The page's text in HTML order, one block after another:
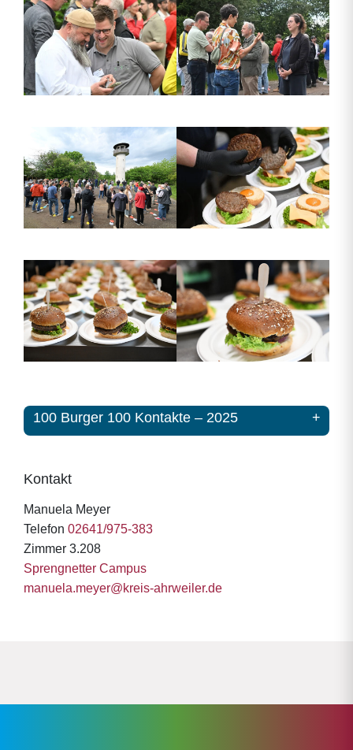
100 Burger 100 Kontakte – 2025
Kontakt
Manuela Meyer
Telefon 02641/975-383
Zimmer 3.208
Sprengnetter Campus
manuela.meyer@kreis-ahrweiler.de